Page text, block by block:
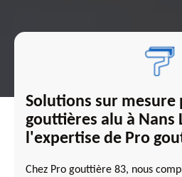
Solutions sur mesure
gouttières alu à Nans
l'expertise de Pro
Chez Pro gouttière 83, nous